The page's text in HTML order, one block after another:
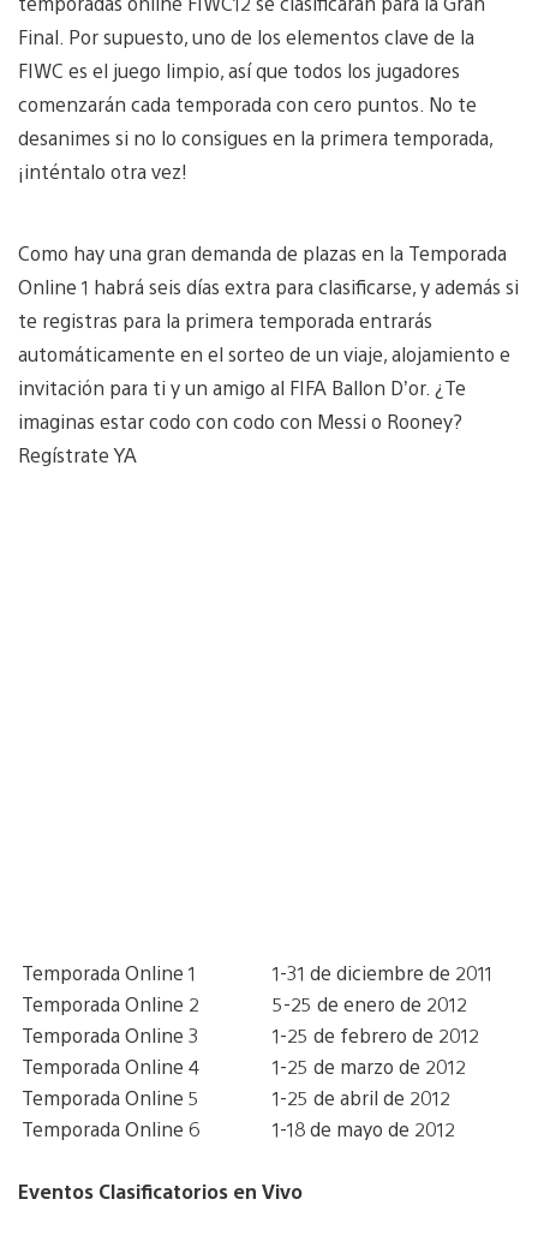
Final. Por supuesto, uno de los elementos clave de la
FIWC es el juego limpio, así que todos los jugadores
comenzarán cada temporada con cero puntos. No te
desanimes si no lo consigues en la primera temporada,
¡inténtalo otra vez!
Como hay una gran demanda de plazas en la Temporada
Online 1 habrá seis días extra para clasificarse, y además si
te registras para la primera temporada entrarás
automáticamente en el sorteo de un viaje, alojamiento e
invitación para ti y un amigo al FIFA Ballon D’or. ¿Te
imaginas estar codo con codo con Messi o Rooney?
Regístrate YA
Temporada Online 1
1-31 de diciembre de 2011
Temporada Online 2
5-25 de enero de 2012
Temporada Online 3
1-25 de febrero de 2012
Temporada Online 4
1-25 de marzo de 2012
Temporada Online 5
1-25 de abril de 2012
Temporada Online 6
1-18 de mayo de 2012
Eventos Clasificatorios en Vivo